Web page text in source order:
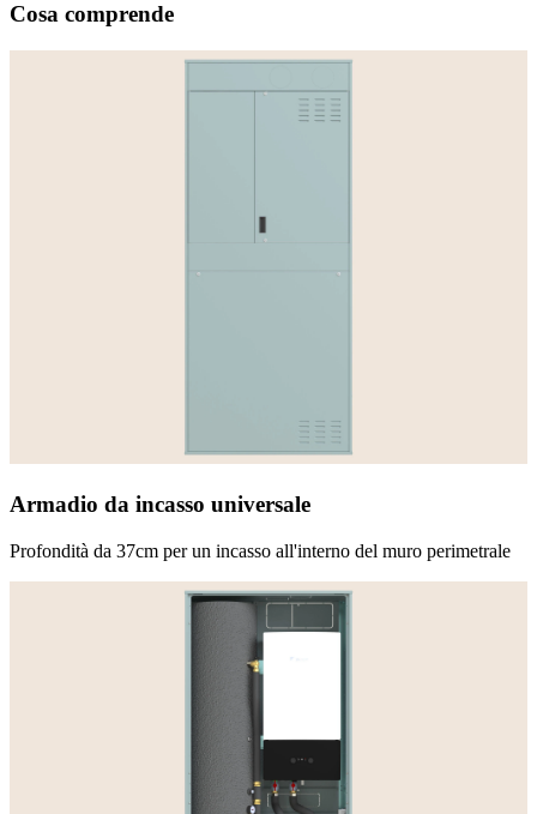
Cosa comprende
Armadio da incasso universale
Profondità da 37cm per un incasso all'interno del muro perimetrale